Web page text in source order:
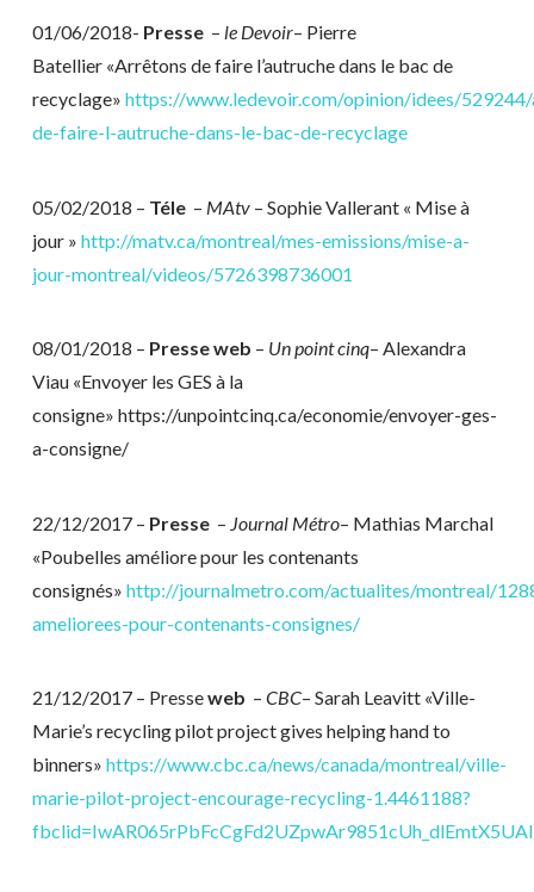
01/06/2018- Presse – le Devoir– Pierre
Batellier «Arrêtons de faire l’autruche dans le bac de
recyclage» https://www.ledevoir.com/opinion/idees/
de-faire-l-autruche-dans-le-bac-de-recyclage
05/02/2018 – Téle – MAtv – Sophie Vallerant « Mise à
jour » http://matv.ca/montreal/mes-emissions/mise-a-
jour-montreal/videos/5726398736001
08/01/2018 – Presse web – Un point cinq– Alexandra
Viau «Envoyer les GES à la
consigne» https://unpointcinq.ca/economie/envoyer-ges-
a-consigne/
22/12/2017 – Presse – Journal Métro– Mathias Marchal
«Poubelles améliore pour les contenants
consignés» http://journalmetro.com/actualites/montreal/
ameliorees-pour-contenants-consignes/
21/12/2017 – Presseweb – CBC– Sarah Leavitt «Ville-
Marie’s recycling pilot project gives helping hand to
binners» https://www.cbc.ca/news/canada/montreal/ville-
marie-pilot-project-encourage-recycling-1.4461188?